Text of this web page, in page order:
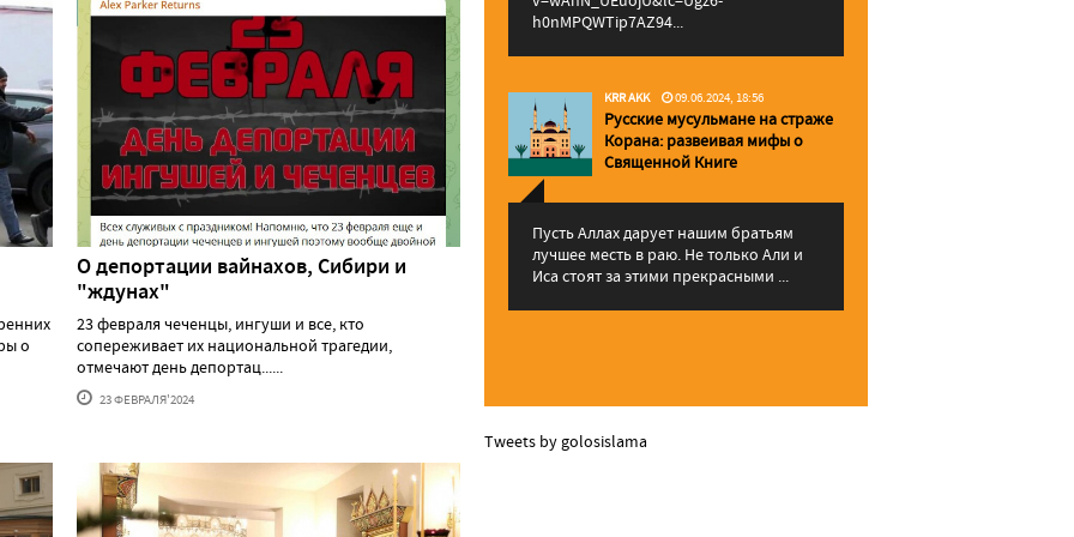
о
О депортации вайнахов, Сибири и
"ждунах"
23 февраля чеченцы, ингуши и все, кто
сопереживает их национальной трагедии,
отмечают день депортац......
23 ФЕВРАЛЯ'2024
h0nMPQWTip7AZ94...
KRR AKK 09.06.2024, 18:56
Русские мусульмане на страже
Корана: pазвеивая мифы о
Священной Книге
Пусть Аллах дарует нашим братьям
лучшее месть в раю. Не только Али и
Иса стоят за этими прекрасными ...
Tweets by golosislama